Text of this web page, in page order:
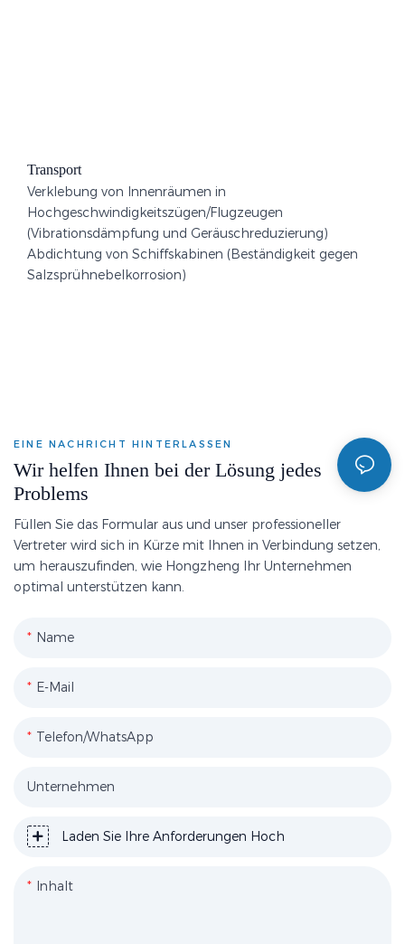
Transport
Verklebung von Innenräumen in
Hochgeschwindigkeitszügen/Flugzeugen
(Vibrationsdämpfung und Geräuschreduzierung)
Abdichtung von Schiffskabinen (Beständigkeit gegen
Salzsprühnebelkorrosion)
EINE NACHRICHT HINTERLASSEN
Wir helfen Ihnen bei der Lösung jedes
Problems
Füllen Sie das Formular aus und unser professioneller
Vertreter wird sich in Kürze mit Ihnen in Verbindung setzen,
um herauszufinden, wie Hongzheng Ihr Unternehmen
optimal unterstützen kann.
Name
E-Mail
Telefon/WhatsApp
Unternehmen
Laden Sie Ihre Anforderungen Hoch
Inhalt